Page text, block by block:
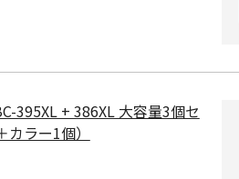
395XL + 386XL 大容量3個セ
ラー1個）